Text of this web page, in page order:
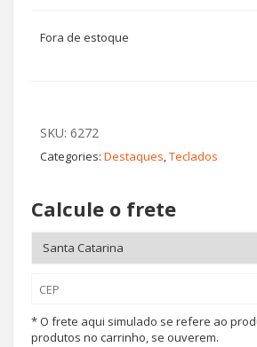
Fora de estoque
SKU: 6272
Categories: Destaques,Teclados
Calcule o frete
* O frete aqui simulado se refere ao
produtos no carrinho, se ouverem.